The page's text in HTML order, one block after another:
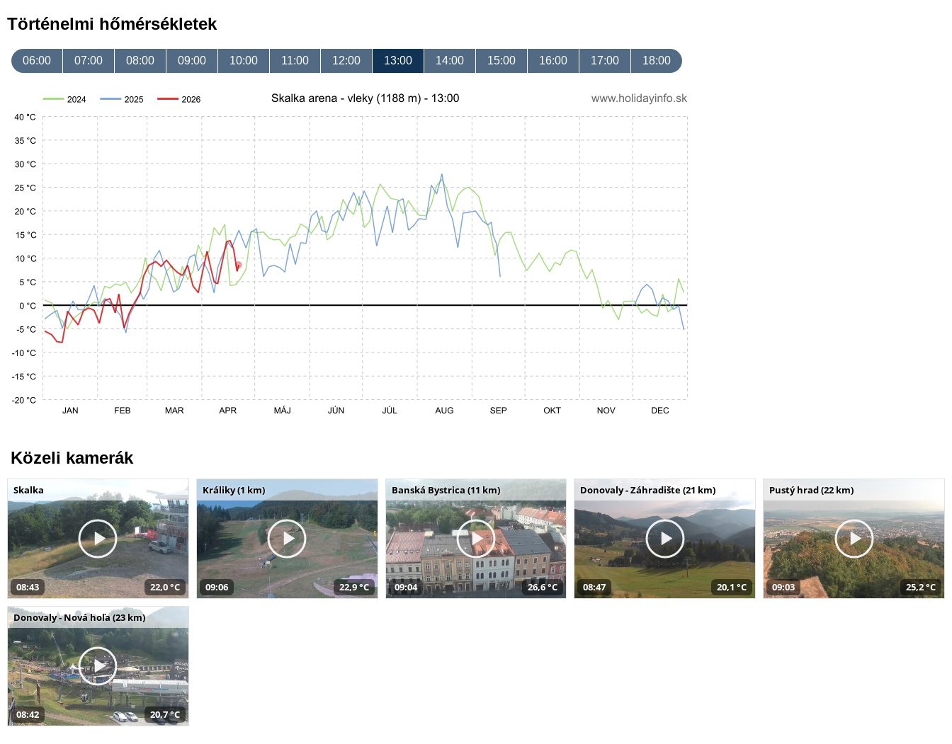
Történelmi hőmérsékletek
06:00 07:00 08:00 09:00 10:00 11:00 12:00 13:00 14:00 15:00 16:00 17:00 18:00
Közeli kamerák
Skalka
08:43 22,0 °C
Králiky (1 km)
09:06 22,9 °C
Banská Bystrica (11 km)
09:04 26,6 °C
Donovaly - Záhradište (21 km)
08:47 20,1 °C
Pustý hrad (22 km)
09:03 25,2 °C
Donovaly - Nová hoľa (23 km)
08:42 20,7 °C